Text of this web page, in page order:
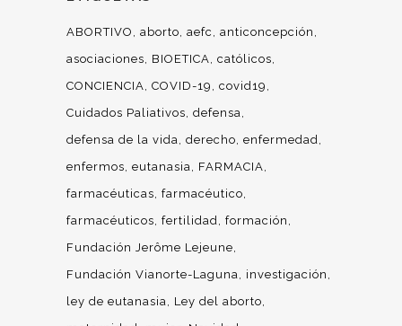
ABORTIVO aborto aefc
anticoncepción
asociaciones
BIOETICA católicos
CONCIENCIA COVID-19
covid19
Cuidados Paliativos defensa
defensa de la vida derecho enfermedad
enfermos eutanasia
FARMACIA
farmacéuticas farmacéutico
farmacéuticos fertilidad formación
Fundación Jerôme Lejeune
Fundación Vianorte-Laguna
investigación
ley de eutanasia
Ley del aborto